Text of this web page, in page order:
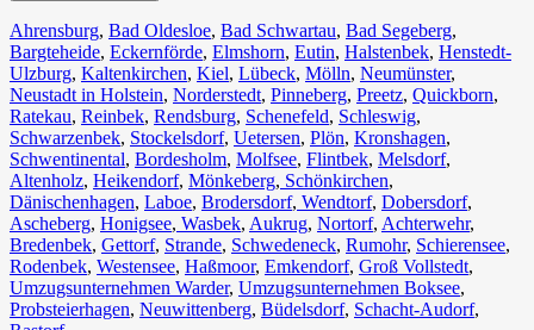
Ahrensburg, Bad Oldesloe, Bad Schwartau, Bad Segeberg,
Bargteheide, Eckernförde, Elmshorn, Eutin, Halstenbek, Henstedt-
Ulzburg, Kaltenkirchen, Kiel, Lübeck, Mölln, Neumünster,
Neustadt in Holstein, Norderstedt, Pinneberg, Preetz, Quickborn,
Ratekau, Reinbek, Rendsburg, Schenefeld, Schleswig,
Schwarzenbek, Stockelsdorf, Uetersen, Plön, Kronshagen,
Schwentinental, Bordesholm, Molfsee, Flintbek, Melsdorf,
Altenholz, Heikendorf, Mönkeberg, Schönkirchen,
Dänischenhagen, Laboe, Brodersdorf, Wendtorf, Dobersdorf,
Ascheberg, Honigsee, Wasbek, Aukrug, Nortorf, Achterwehr,
Bredenbek, Gettorf, Strande, Schwedeneck, Rumohr, Schierensee,
Rodenbek, Westensee, Haßmoor, Emkendorf, Groß Vollstedt,
Umzugsunternehmen Warder, Umzugsunternehmen Boksee,
Probsteierhagen, Neuwittenberg, Büdelsdorf, Schacht-Audorf,